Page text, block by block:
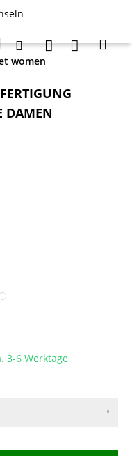
women
L
DAMEN
3-6 Werktage